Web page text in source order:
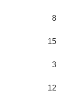
8
15
3
12